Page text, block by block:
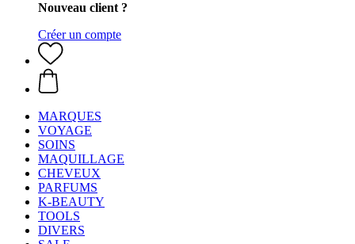
Nouveau client ?
Créer un compte
MARQUES
VOYAGE
SOINS
MAQUILLAGE
CHEVEUX
PARFUMS
K-BEAUTY
TOOLS
DIVERS